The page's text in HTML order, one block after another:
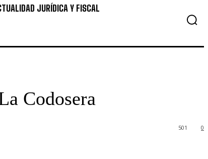
JURÍDICA Y FISCAL
Codosera
0
501